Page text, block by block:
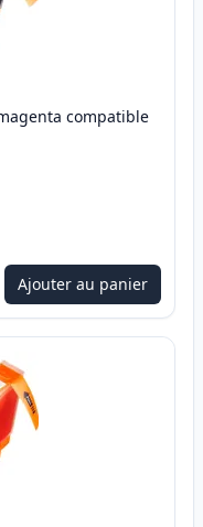
compatible
Ajouter au panier